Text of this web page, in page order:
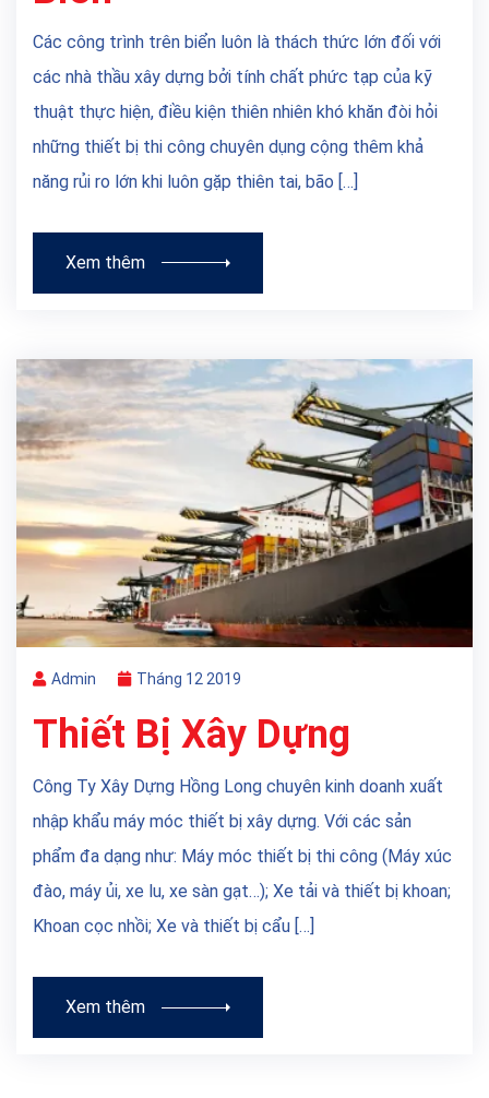
Các công trình trên biển luôn là thách thức lớn đối với
các nhà thầu xây dựng bởi tính chất phức tạp của kỹ
thuật thực hiện, điều kiện thiên nhiên khó khăn đòi hỏi
những thiết bị thi công chuyên dụng cộng thêm khả
năng rủi ro lớn khi luôn gặp thiên tai, bão […]
Xem thêm
Admin Tháng 12 2019
Thiết Bị Xây Dựng
Công Ty Xây Dựng Hồng Long chuyên kinh doanh xuất
nhập khẩu máy móc thiết bị xây dựng. Với các sản
phẩm đa dạng như: Máy móc thiết bị thi công (Máy xúc
đào, máy ủi, xe lu, xe sàn gạt…); Xe tải và thiết bị khoan;
Khoan cọc nhồi; Xe và thiết bị cẩu […]
Xem thêm